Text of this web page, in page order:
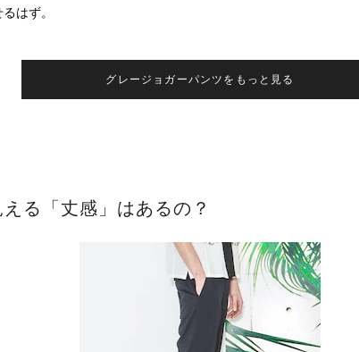
はず。
グレージョガーパンツをもっと見る
る「丈感」はあるの？